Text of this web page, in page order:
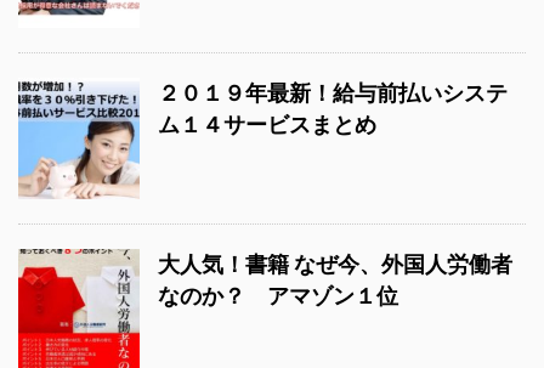
２０１９年最新！給与前払いシステ
ム１４サービスまとめ
大人気！書籍 なぜ今、外国人労働者
なのか？ アマゾン１位